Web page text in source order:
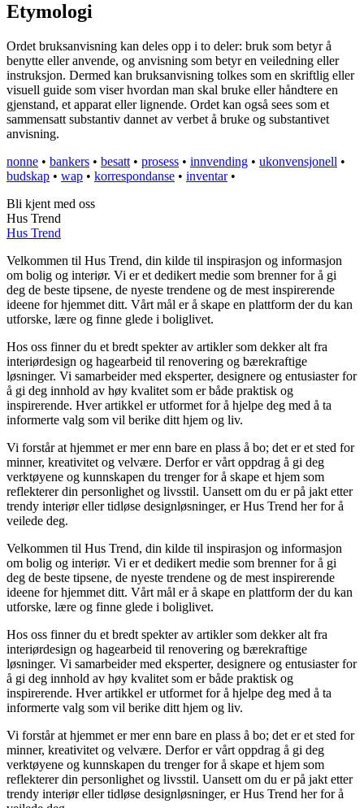
Etymologi
Ordet bruksanvisning kan deles opp i to deler: bruk som betyr å
benytte eller anvende, og anvisning som betyr en veiledning eller
instruksjon. Dermed kan bruksanvisning tolkes som en skriftlig eller
visuell guide som viser hvordan man skal bruke eller håndtere en
gjenstand, et apparat eller lignende. Ordet kan også sees som et
sammensatt substantiv dannet av verbet å bruke og substantivet
anvisning.
nonne • bankers • besatt • prosess • innvending • ukonvensjonell •
budskap • wap • korrespondanse • inventar•
Bli kjent med oss
Hus Trend
Hus Trend
Velkommen til Hus Trend, din kilde til inspirasjon og informasjon
om bolig og interiør. Vi er et dedikert medie som brenner for å gi
deg de beste tipsene, de nyeste trendene og de mest inspirerende
ideene for hjemmet ditt. Vårt mål er å skape en plattform der du kan
utforske, lære og finne glede i boliglivet.
Hos oss finner du et bredt spekter av artikler som dekker alt fra
interiørdesign og hagearbeid til renovering og bærekraftige
løsninger. Vi samarbeider med eksperter, designere og entusiaster for
å gi deg innhold av høy kvalitet som er både praktisk og
inspirerende. Hver artikkel er utformet for å hjelpe deg med å ta
informerte valg som vil berike ditt hjem og liv.
Vi forstår at hjemmet er mer enn bare en plass å bo; det er et sted for
minner, kreativitet og velvære. Derfor er vårt oppdrag å gi deg
verktøyene og kunnskapen du trenger for å skape et hjem som
reflekterer din personlighet og livsstil. Uansett om du er på jakt etter
trendy interiør eller tidløse designløsninger, er Hus Trend her for å
veilede deg.
Velkommen til Hus Trend, din kilde til inspirasjon og informasjon
om bolig og interiør. Vi er et dedikert medie som brenner for å gi
deg de beste tipsene, de nyeste trendene og de mest inspirerende
ideene for hjemmet ditt. Vårt mål er å skape en plattform der du kan
utforske, lære og finne glede i boliglivet.
Hos oss finner du et bredt spekter av artikler som dekker alt fra
interiørdesign og hagearbeid til renovering og bærekraftige
løsninger. Vi samarbeider med eksperter, designere og entusiaster for
å gi deg innhold av høy kvalitet som er både praktisk og
inspirerende. Hver artikkel er utformet for å hjelpe deg med å ta
informerte valg som vil berike ditt hjem og liv.
Vi forstår at hjemmet er mer enn bare en plass å bo; det er et sted for
minner, kreativitet og velvære. Derfor er vårt oppdrag å gi deg
verktøyene og kunnskapen du trenger for å skape et hjem som
reflekterer din personlighet og livsstil. Uansett om du er på jakt etter
trendy interiør eller tidløse designløsninger, er Hus Trend her for å